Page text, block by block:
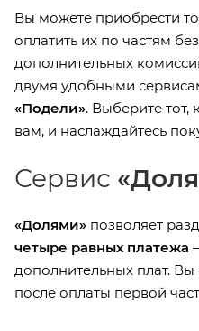
Вы можете приобрести
оплатить их по частям
дополнительных
двумя удобными
«Подели». Выберите
вам, и наслаждайтесь
Сервис
«Долями» позволяет
четыре равных платежа
дополнительных плат. Вы
после оплаты первой